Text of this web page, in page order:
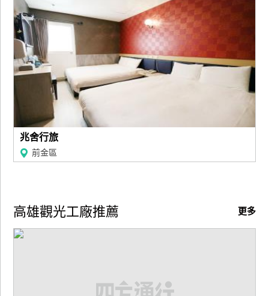
兆舍行旅
前金區
更多
高雄觀光工廠推薦